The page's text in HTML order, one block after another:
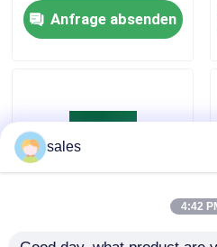
Heim
Über uns
Anfrage absenden
sales
4:42